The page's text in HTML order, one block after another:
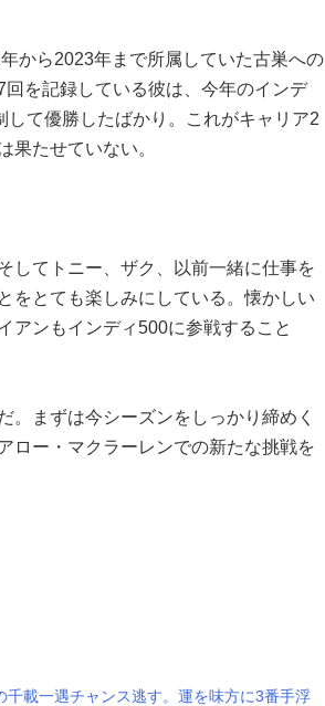
から2023年まで所属していた古巣への
を記録している彼は、今年のインデ
て優勝したばかり。これがキャリア2
果たせていない。
してトニー、ザク、以前一緒に仕事を
をとても楽しみにしている。懐かしい
アンもインディ500に参戦すること
。まずは今シーズンをしっかり締めく
ロー・マクラーレンでの新たな挑戦を
載一遇チャンス逃す。運を味方に3番手浮